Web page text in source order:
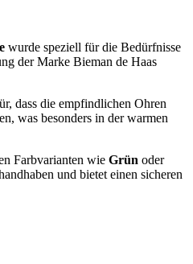
wurde speziell für die Bedürfnisse
der Marke Bieman de Haas
dass die empfindlichen Ohren
was besonders in der warmen
Farbvarianten wie Grün oder
und bietet einen sicheren